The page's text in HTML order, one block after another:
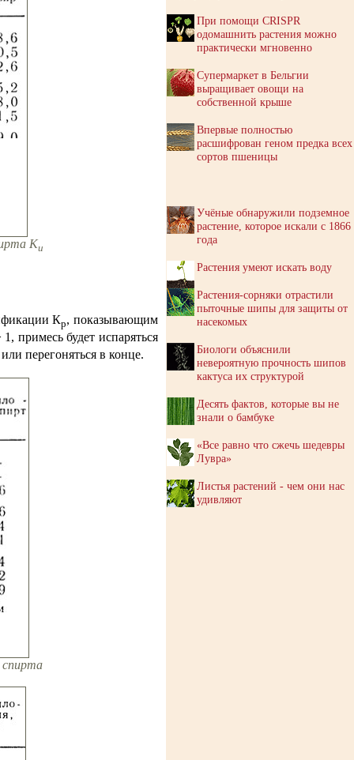
Ки
Кр, показывающим
1, примесь будет испаряться
перегоняться в конце.
спирта
При помощи CRISPR
одомашнить растения можно
практически мгновенно
Супермаркет в Бельгии
выращивает овощи на
собственной крыше
Впервые полностью
расшифрован геном предка всех
сортов пшеницы
Учёные обнаружили подземное
растение, которое искали с 1866
года
Растения умеют искать воду
Растения-сорняки отрастили
пыточные шипы для защиты от
насекомых
Биологи объяснили
невероятную прочность шипов
кактуса их структурой
Десять фактов, которые вы не
знали о бамбуке
«Все равно что сжечь шедевры
Лувра»
Листья растений - чем они нас
удивляют